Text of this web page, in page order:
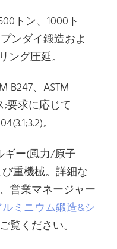
トン、1000ト
ンダイ鍛造およ
ング圧延。
B247、ASTM
;要求に応じて
。
ギー(風力/原子
重機械。詳細な
営業マネージャー
ミニウム鍛造&シ
覧ください。